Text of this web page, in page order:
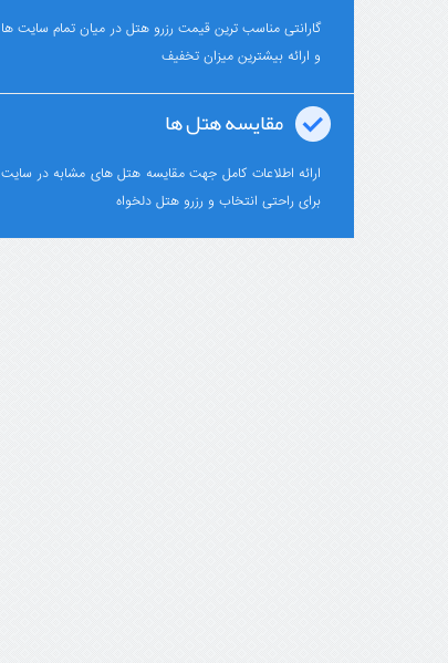
گارانتی مناسب ترین قیمت رزرو هتل در میان تمام سایت ها
و ارائه بیشترین میزان تخفیف
مقایسه هتل ها
ارائه اطلاعات کامل جهت مقایسه هتل های مشابه در سایت
برای راحتی انتخاب و رزرو هتل دلخواه